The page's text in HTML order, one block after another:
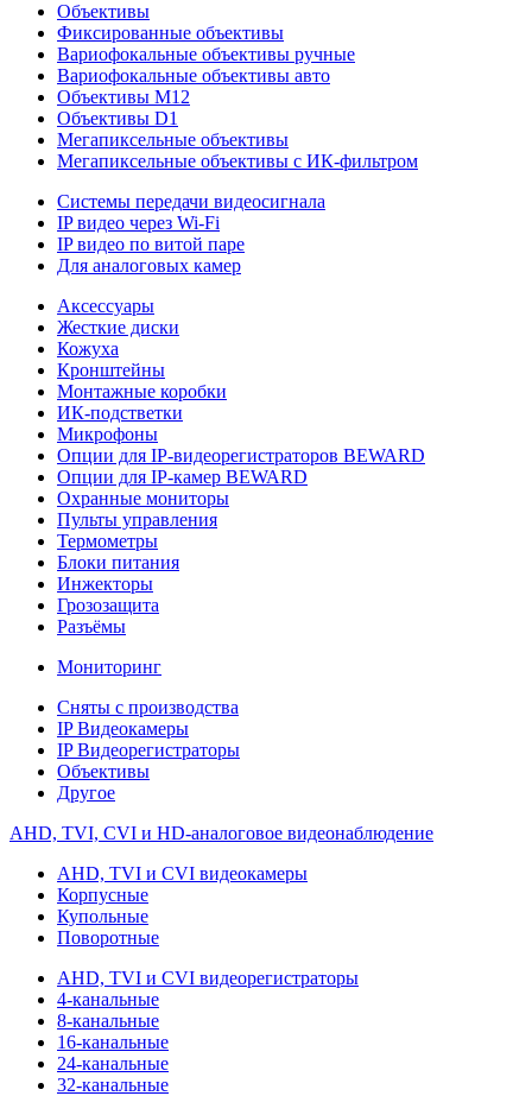
Объективы
Фиксированные объективы
Вариофокальные объективы ручные
Вариофокальные объективы авто
Объективы М12
Объективы D1
Мегапиксельные объективы
Мегапиксельные объективы с ИК-фильтром
Системы передачи видеосигнала
IP видео через Wi-Fi
IP видео по витой паре
Для аналоговых камер
Аксессуары
Жесткие диски
Кожуха
Кронштейны
Монтажные коробки
ИК-подстветки
Микрофоны
Опции для IP-видеорегистраторов BEWARD
Опции для IP-камер BEWARD
Охранные мониторы
Пульты управления
Термометры
Блоки питания
Инжекторы
Грозозащита
Разъёмы
Мониторинг
Сняты с производства
IP Видеокамеры
IP Видеорегистраторы
Объективы
Другое
AHD, TVI, CVI и HD-аналоговое видеонаблюдение
AHD, TVI и CVI видеокамеры
Корпусные
Купольные
Поворотные
AHD, TVI и CVI видеорегистраторы
4-канальные
8-канальные
16-канальные
24-канальные
32-канальные